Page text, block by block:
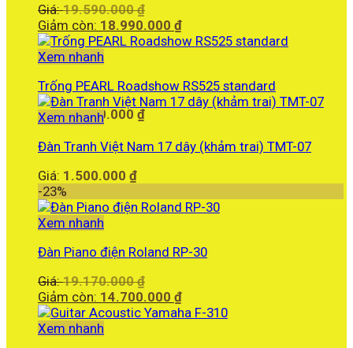
Giá:19.590.000₫
gốc
là:
Giảm còn: 18.990.000 ₫Giá
hiện
18.990.000 ₫.
Xem nhanh
Trống PEARL Roadshow RS525 standard
Giá:12.260.000 ₫
Xem nhanh
Đàn Tranh Việt Nam 17 dây (khảm trai) TMT-07
Giá: 1.500.000 ₫
-23%
Xem nhanh
Đàn Piano điện Roland RP-30
Giá:19.170.000₫
gốc
là:
Giảm còn: 14.700.000 ₫Giá
hiện
Xem nhanh